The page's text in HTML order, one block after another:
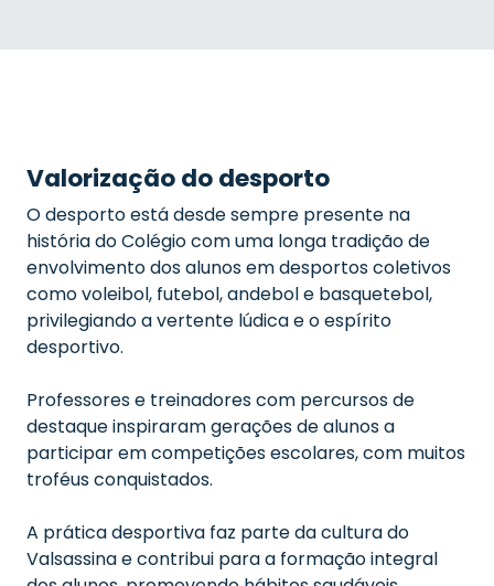
Valorização do desporto
O desporto está desde sempre presente na
história do Colégio com uma longa tradição de
envolvimento dos alunos em desportos coletivos
como voleibol, futebol, andebol e basquetebol,
privilegiando a vertente lúdica e o espírito
desportivo.
Professores e treinadores com percursos de
destaque inspiraram gerações de alunos a
participar em competições escolares, com muitos
troféus conquistados.
A prática desportiva faz parte da cultura do
Valsassina e contribui para a formação integral